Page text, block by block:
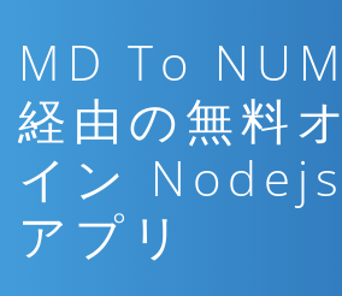
MD To
経由の無料
イン
アプリ